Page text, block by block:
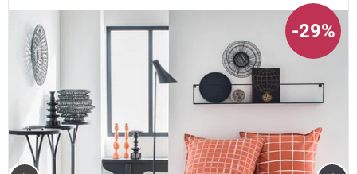
-29%